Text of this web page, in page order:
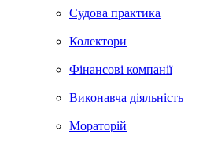
Судова практика
Колектори
Фінансові компанії
Виконавча діяльність
Мораторій